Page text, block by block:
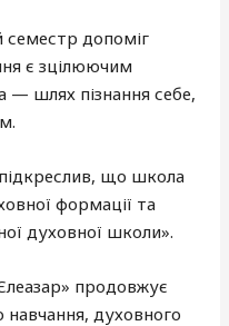
допоміг
є зцілюючим
— шлях пізнання себе,
що школа
формації та
духовної школи».
продовжує
духовного